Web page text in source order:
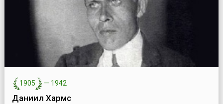
1905 — 1942
Даниил Хармс